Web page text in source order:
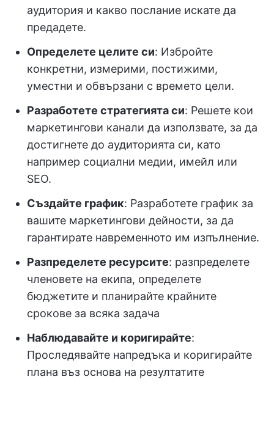
аудитория и какво послание искате да
предадете.
Определете целите си: Избройте
конкретни, измерими, постижими,
уместни и обвързани с времето цели.
Разработете стратегията си: Решете кои
маркетингови канали да използвате, за да
достигнете до аудиторията си, като
например социални медии, имейл или
SEO.
Създайте график: Разработете график за
вашите маркетингови дейности, за да
гарантирате навременното им изпълнение.
Разпределете ресурсите: разпределете
членовете на екипа, определете
бюджетите и планирайте крайните
срокове за всяка задача
Наблюдавайте и коригирайте:
Проследявайте напредъка и коригирайте
плана въз основа на резултатите